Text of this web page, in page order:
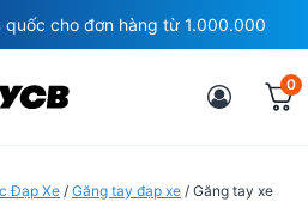
quốc cho đơn hàng từ 1.000.000
0
Đạp Xe/ Găng tay đạp xe / Găng tay xe